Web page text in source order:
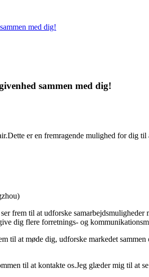
med dig!
sammen med dig!
er en fremragende mulighed for dig
frem til at udforske
dig flere forretnings- og
til at møde dig, udforske markedet
til at kontakte os.Jeg glæder mig til at